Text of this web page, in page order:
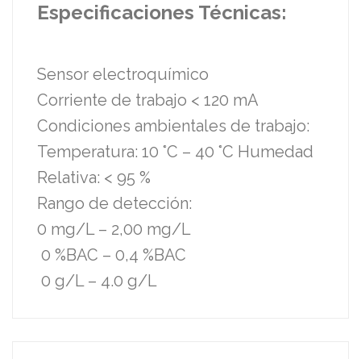
Especificaciones Técnicas:
Sensor electroquímico
Corriente de trabajo < 120 mA
Condiciones ambientales de trabajo:
Temperatura: 10 °C – 40 °C Humedad
Relativa: < 95 %
Rango de detección:
0 mg/L – 2,00 mg/L
0 %BAC – 0,4 %BAC
0 g/L – 4.0 g/L